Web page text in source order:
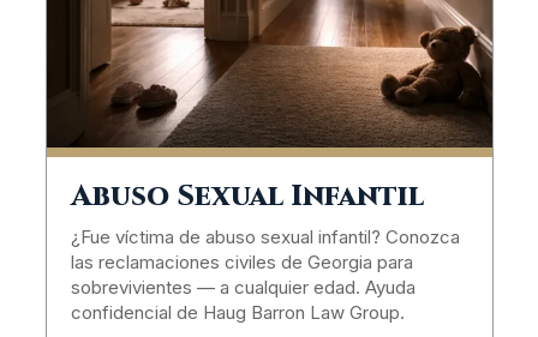
Abuso Sexual Infantil
¿Fue víctima de abuso sexual infantil? Conozca
las reclamaciones civiles de Georgia para
sobrevivientes — a cualquier edad. Ayuda
confidencial de Haug Barron Law Group.